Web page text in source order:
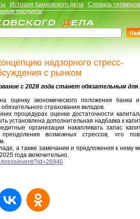
История банковского дела
Словарь терминов
продукты
надзорного стресс-
с рынком
с 2028 года станет обязательным для
оценку экономического положения банка
страхования вкладов.
процедурах оценки достаточности
установлена дополнительная надбавка к
организации накапливать запас
возможных стрессов, что
а также замечания и предложения к нему
года включительно.
press/event/?id=26946